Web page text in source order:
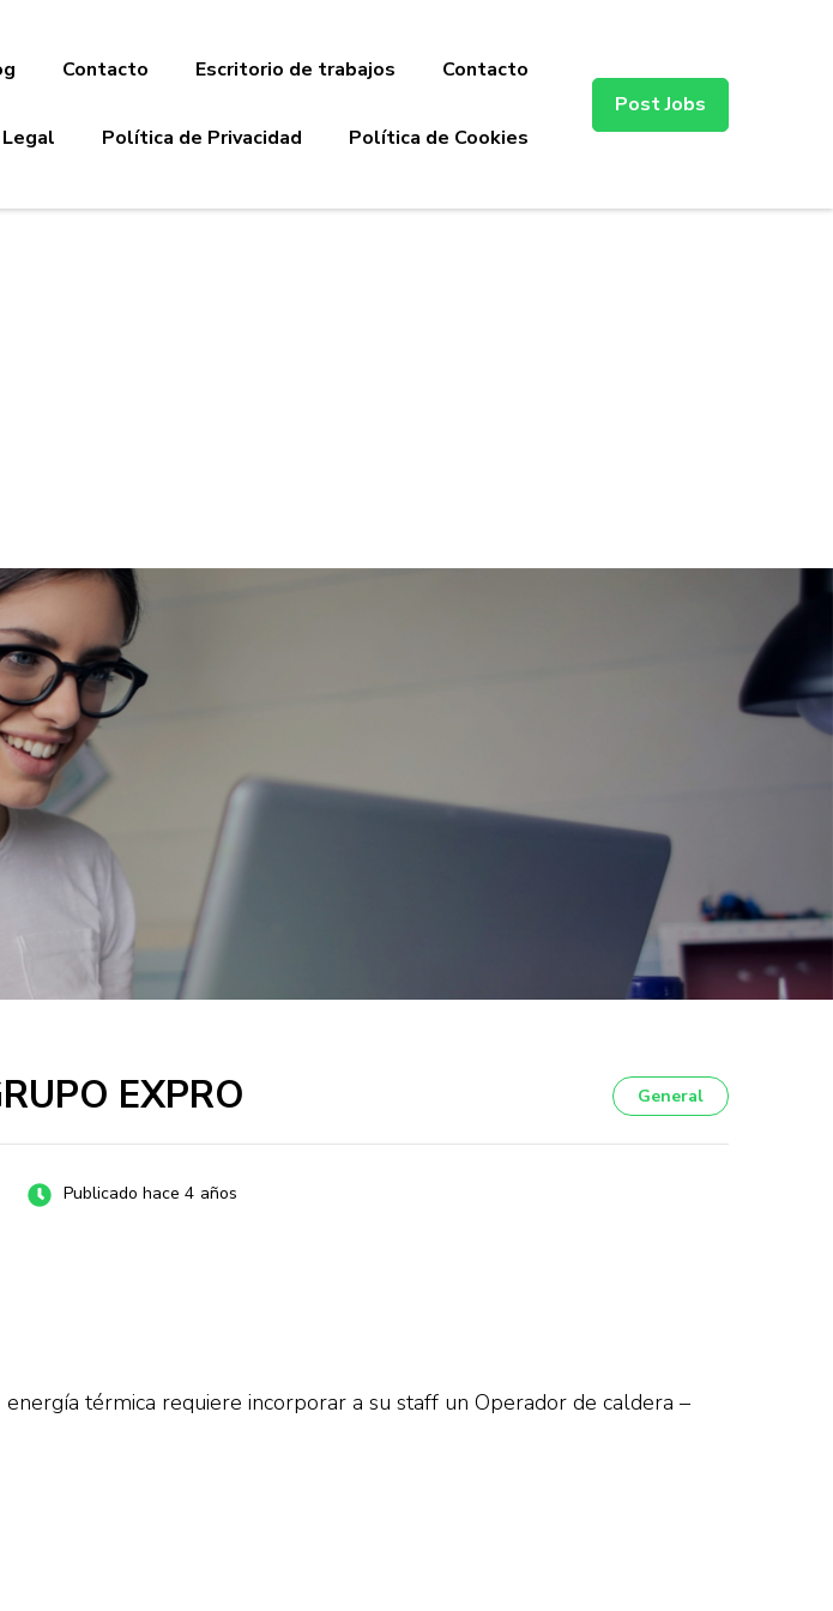
Contacto Escritorio de trabajos Contacto
Política de Privacidad Política de Cookies
Post Jobs
EXPRO General
Publicado hace 4 años
térmica requiere incorporar a su staff un Operador de caldera –